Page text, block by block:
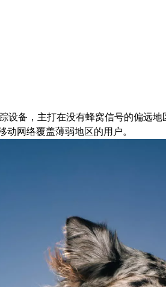
备，主打在没有蜂窝信号的偏远
网络覆盖薄弱地区的用户。